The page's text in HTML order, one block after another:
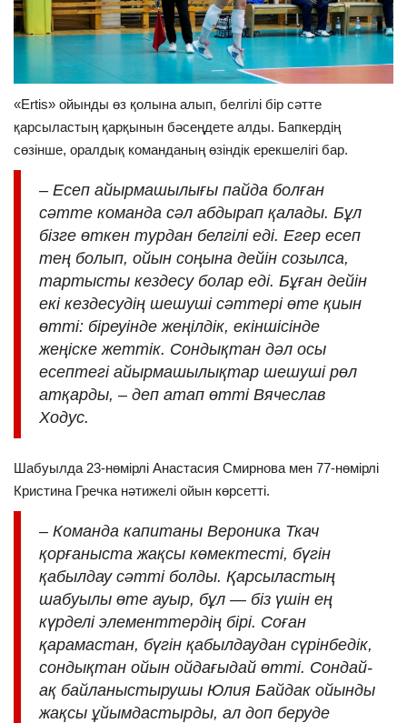
«Ertis» ойынды өз қолына алып, белгілі бір сәтте
қарсыластың қарқынын бәсеңдете алды. Бапкердің
сөзінше, оралдық команданың өзіндік ерекшелігі бар.
– Есеп айырмашылығы пайда болған
сәтте команда сәл абдырап қалады. Бұл
бізге өткен турдан белгілі еді. Егер есеп
тең болып, ойын соңына дейін созылса,
тартысты кездесу болар еді. Бұған дейін
екі кездесудің шешуші сәттері өте қиын
өтті: біреуінде жеңілдік, екіншісінде
жеңіске жеттік. Сондықтан дәл осы
есептегі айырмашылықтар шешуші рөл
атқарды, – деп атап өтті Вячеслав
Ходус.
Шабуылда 23-нөмірлі Анастасия Смирнова мен 77-нөмірлі
Кристина Гречка нәтижелі ойын көрсетті.
– Команда капитаны Вероника Ткач
қорғаныста жақсы көмектесті, бүгін
қабылдау сәтті болды. Қарсыластың
шабуылы өте ауыр, бұл — біз үшін ең
күрделі элементтердің бірі. Соған
қарамастан, бүгін қабылдаудан сүрінбедік,
сондықтан ойын ойдағыдай өтті. Сондай-
ақ байланыстырушы Юлия Байдак ойынды
жақсы ұйымдастырды, ал доп беруде